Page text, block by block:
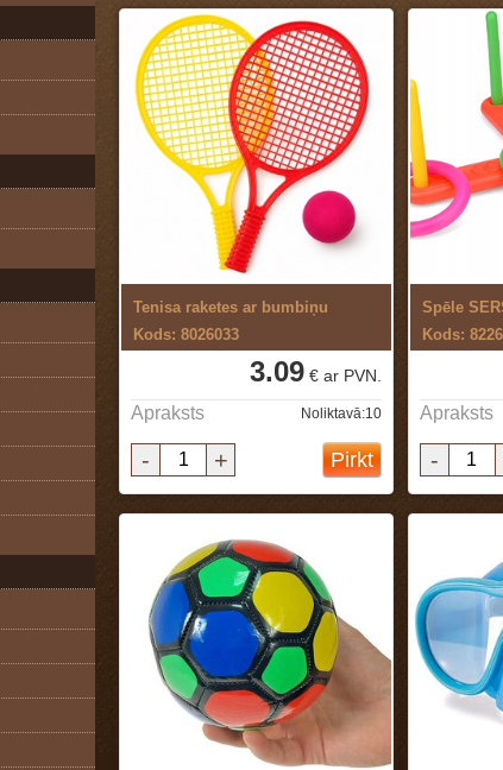
Tenisa raketes ar bumbiņu
Kods: 8026033
3.09€ ar PVN.
Apraksts Noliktavā:10
- + Pirkt
Spēle
Kods:
Apraksts
-